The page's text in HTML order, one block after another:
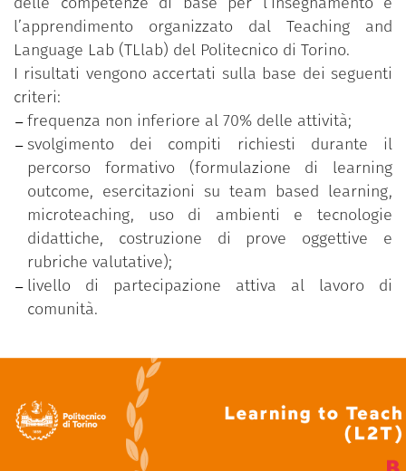
l’apprendimento organizzato dal Teaching and
Language Lab (TLlab) del Politecnico di Torino.
I risultati vengono accertati sulla base dei seguenti
criteri:
frequenza non inferiore al 70% delle attività;
svolgimento dei compiti richiesti durante il
percorso formativo (formulazione di learning
outcome, esercitazioni su team based learning,
microteaching, uso di ambienti e tecnologie
didattiche, costruzione di prove oggettive e
rubriche valutative);
livello di partecipazione attiva al lavoro di
comunità.